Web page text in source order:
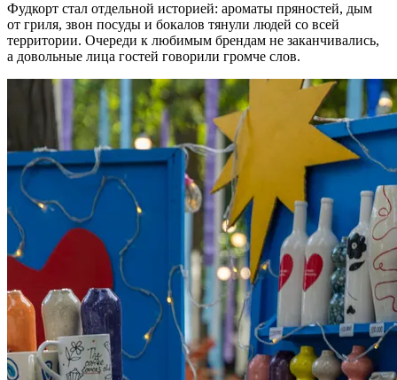
Фудкорт стал отдельной историей: ароматы пряностей, дым
от гриля, звон посуды и бокалов тянули людей со всей
территории. Очереди к любимым брендам не заканчивались,
а довольные лица гостей говорили громче слов.